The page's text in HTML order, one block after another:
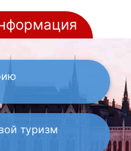
туризм